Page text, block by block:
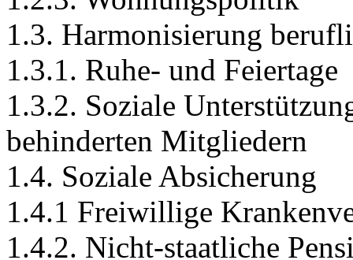
1.3. Harmonisierung
1.3.1. Ruhe- und Feiertage
1.3.2. Soziale
behinderten Mitgliedern
1.4. Soziale Absicherung
1.4.1 Freiwillige
1.4.2. Nicht-staatliche